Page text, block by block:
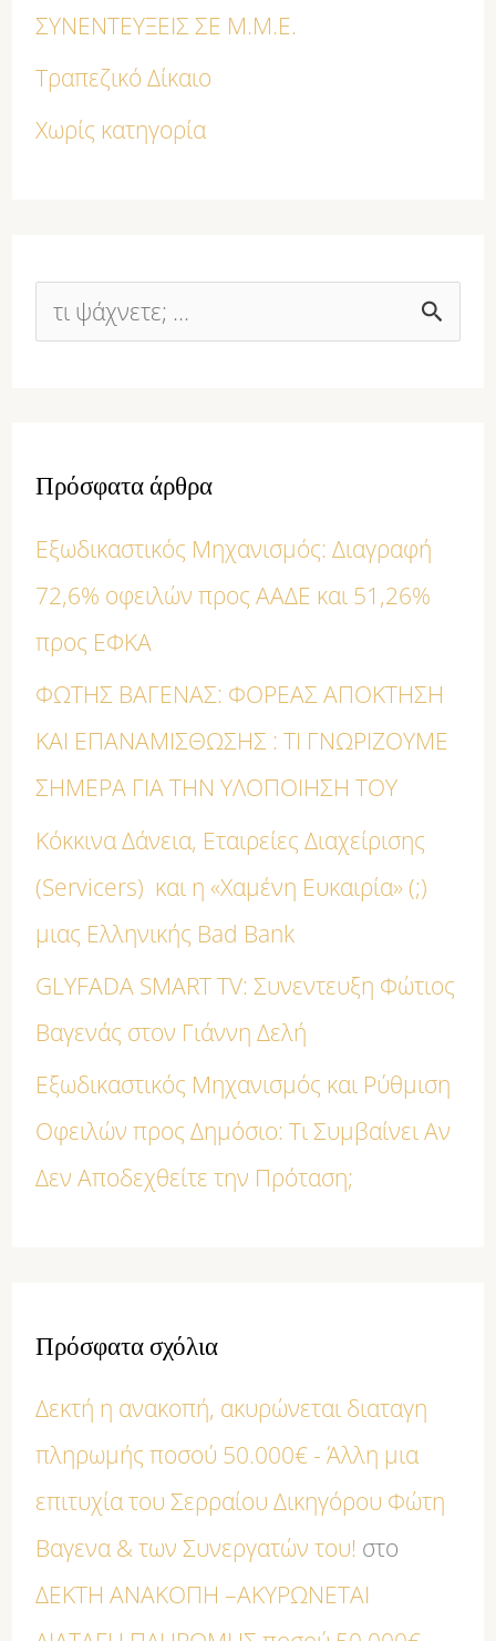
ΣΥΝΕΝΤΕΥΞΕΙΣ ΣΕ Μ.Μ.Ε.
Τραπεζικό Δίκαιο
Χωρίς κατηγορία
ή
τ
η
σ
η
γ
ι
α
:
Πρόσφατα άρθρα
Εξωδικαστικός Μηχανισμός: Διαγραφή
72,6% οφειλών προς ΑΑΔΕ και 51,26%
προς ΕΦΚΑ
ΦΩΤΗΣ ΒΑΓΕΝΑΣ: ΦΟΡΕΑΣ ΑΠΟΚΤΗΣΗ
ΚΑΙ ΕΠΑΝΑΜΙΣΘΩΣΗΣ : ΤΙ ΓΝΩΡΙΖΟΥΜΕ
ΣΗΜΕΡΑ ΓΙΑ ΤΗΝ ΥΛΟΠΟΙΗΣΗ ΤΟΥ
Κόκκινα Δάνεια, Εταιρείες Διαχείρισης
(Servicers) και η «Χαμένη Ευκαιρία» (;)
μιας Ελληνικής Bad Bank
GLYFADA SMART TV: Συνεντευξη Φώτιος
Βαγενάς στον Γιάννη Δελή
Εξωδικαστικός Μηχανισμός και Ρύθμιση
Οφειλών προς Δημόσιο: Τι Συμβαίνει Αν
Δεν Αποδεχθείτε την Πρόταση;
Πρόσφατα σχόλια
Δεκτή η ανακοπή, ακυρώνεται διαταγη
πληρωμής ποσού 50.000€ - Άλλη μια
επιτυχία του Σερραίου Δικηγόρου Φώτη
Βαγενα & των Συνεργατών του! στο
ΔΕΚΤΗ ΑΝΑΚΟΠΗ –ΑΚΥΡΩΝΕΤΑΙ